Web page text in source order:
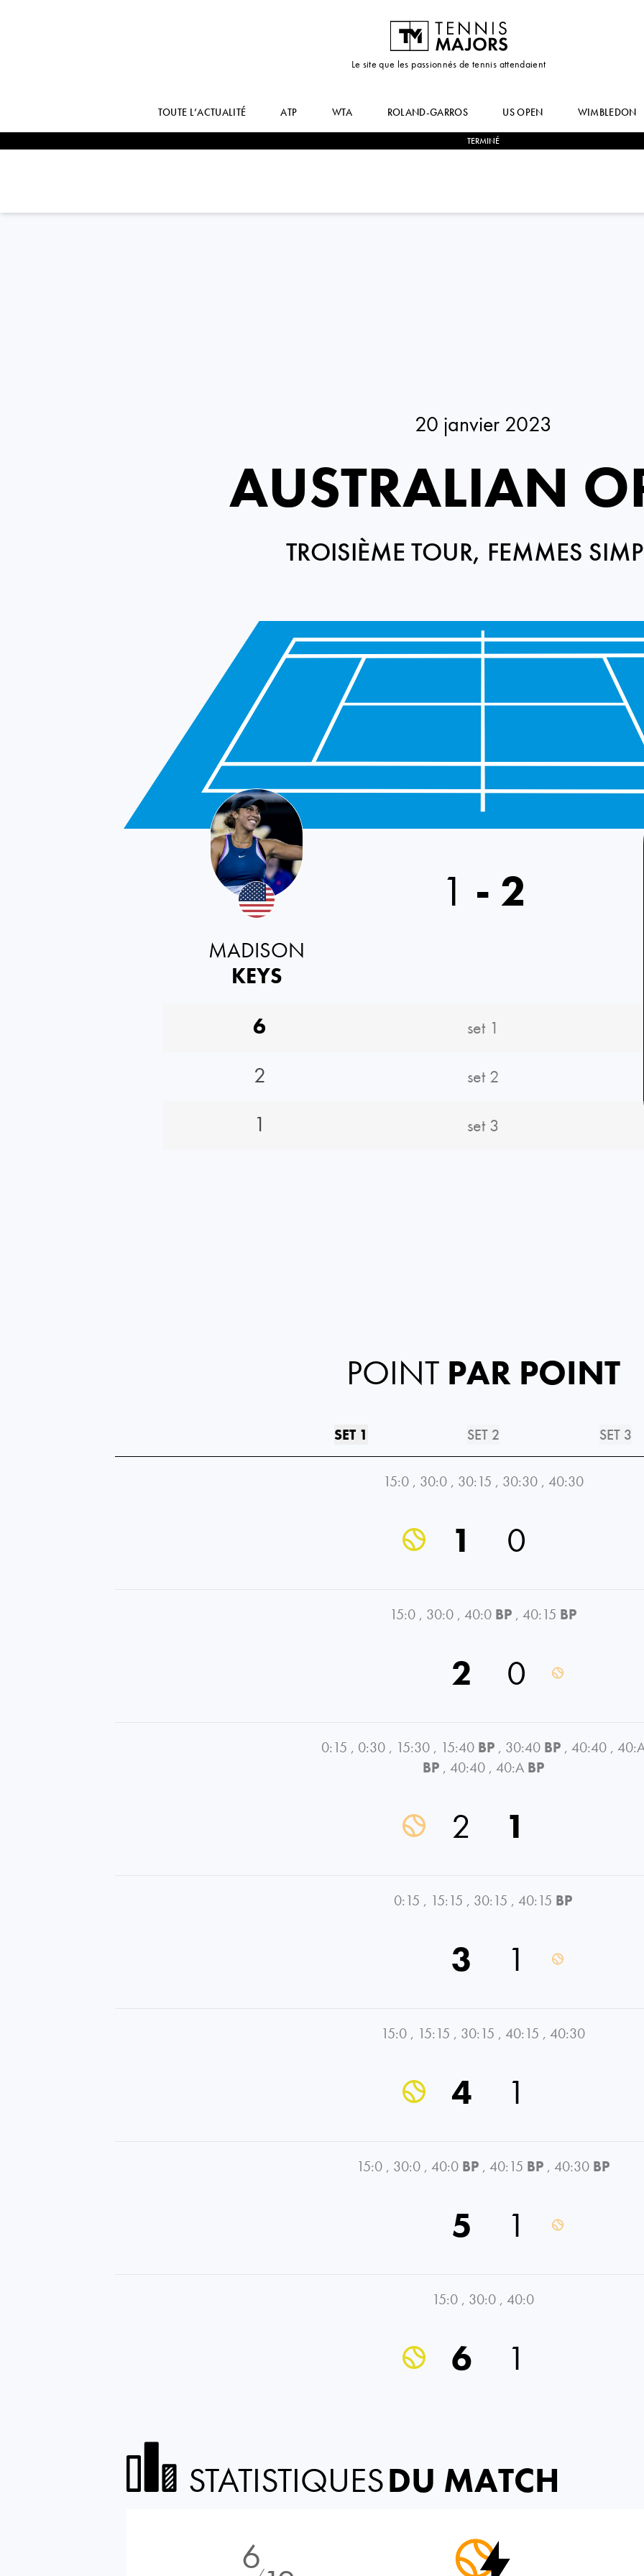
Le site que les passionnés de tennis attendaient
TOUTE L’ACTUALITÉ ATP WTA ROLAND-GARROS US OPEN WIMBLEDON
TERMINÉ
20 janvier 2023
AUSTRALIAN
TROISIÈME TOUR, FEMMES
USA
MADISON
KEYS
1 - 2
6 set 1
2 set 2
1 set 3
POINT PAR POINT
SET 1 SET 2 SET 3
15:0 , 30:0 , 30:15 , 30:30 , 40:30
1 0
15:0 , 30:0 , 40:0 BP , 40:15 BP
2 0
0:15 , 0:30 , 15:30 , 15:40 BP , 30:40 BP , 40:40 ,
BP , 40:40 , 40:A BP
2 1
0:15 , 15:15 , 30:15 , 40:15 BP
3 1
15:0 , 15:15 , 30:15 , 40:15 , 40:30
4 1
15:0 , 30:0 , 40:0 BP , 40:15 BP , 40:30 BP
5 1
15:0 , 30:0 , 40:0
6 1
STATISTIQUESDU MATCH
6